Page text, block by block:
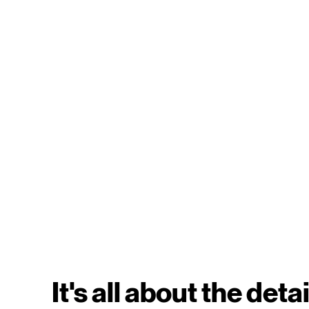
It's all about the